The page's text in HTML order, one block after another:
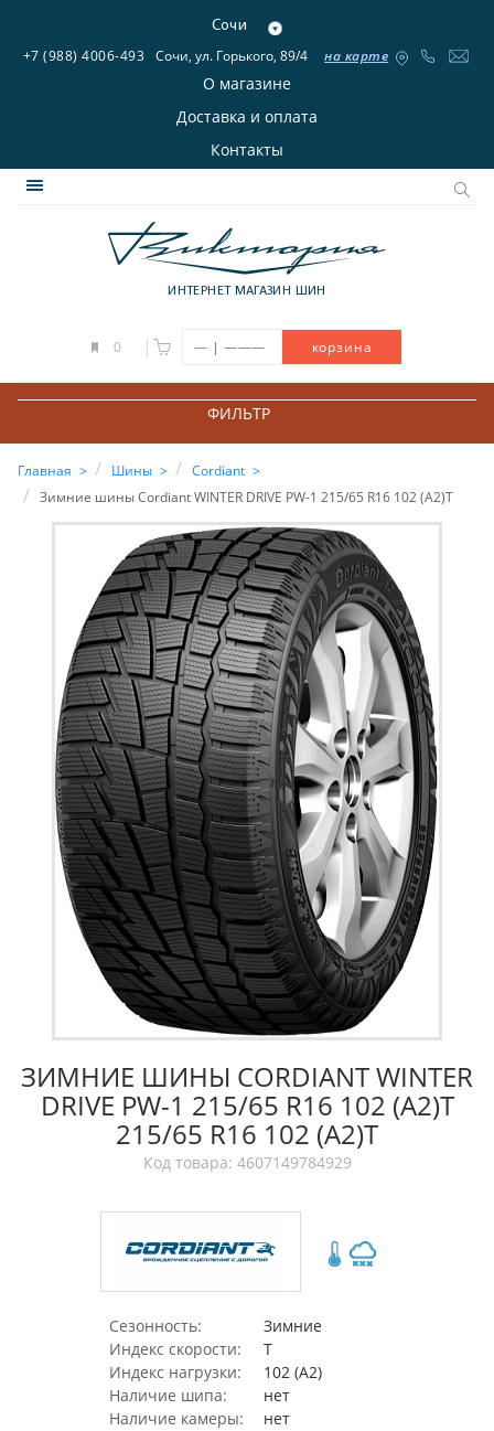
Сочи
+7 (988) 4006-493 Сочи, ул. Горького, 89/4 на карте
О магазине
Доставка и оплата
Контакты
ИНТЕРНЕТ МАГАЗИН ШИН
0 — | ——— корзина
ФИЛЬТР
Главная Шины
Cordiant
Зимние шины Cordiant WINTER DRIVE PW-1 215/65 R16 102 (A2)T
ЗИМНИЕ ШИНЫ CORDIANT WINTER
DRIVE PW-1 215/65 R16 102 (A2)T
215/65 R16 102 (A2)T
Код товара: 4607149784929
Сезонность:
Зимние
Индекс скорости:
T
Индекс нагрузки:
102 (A2)
Наличие шипа:
нет
Наличие камеры:
нет